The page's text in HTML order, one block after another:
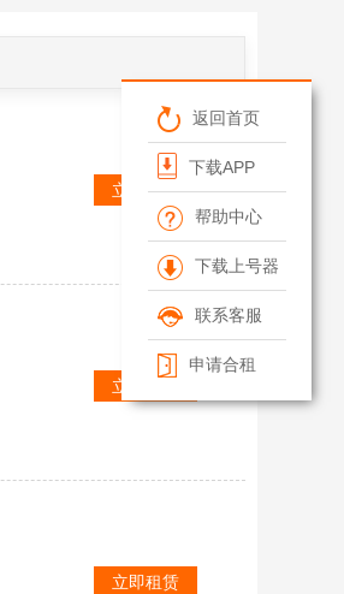
返回首页
下载APP
帮助中心
下载上号器
联系客服
申请合租
立即租赁
立即租赁
立即租赁